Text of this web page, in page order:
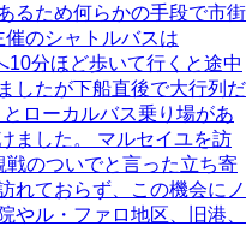
るため何らかの手段で市街
のシャトルバスは
10分ほど歩いて行くと途中
したが下船直後で大行列だ
ローカルバス乗り場があ
ました。 マルセイユを訪
のついでと言った立ち寄
れておらず、この機会にノ
やル・ファロ地区、旧港、